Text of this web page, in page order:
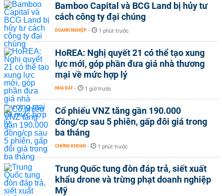
Bamboo Capital và BCG Land bị hủy tư
cách công ty đại chúng
DOANH NGHIỆP - 1 phút trước
HoREA: Nghị quyết 21 có thể tạo xung
lực mới, góp phần đưa giá nhà thương
mại về mức hợp lý
NHÀ ĐẤT - 1 giờ trước
Cổ phiếu VNZ tăng gần 190.000
đồng/cp sau 5 phiên, gấp đôi giá trong
ba tháng
CHỨNG KHOÁN - 1 phút trước
Trung Quốc tung đòn đáp trả, siết xuất
khẩu drone và trừng phạt doanh nghiệp
Mỹ